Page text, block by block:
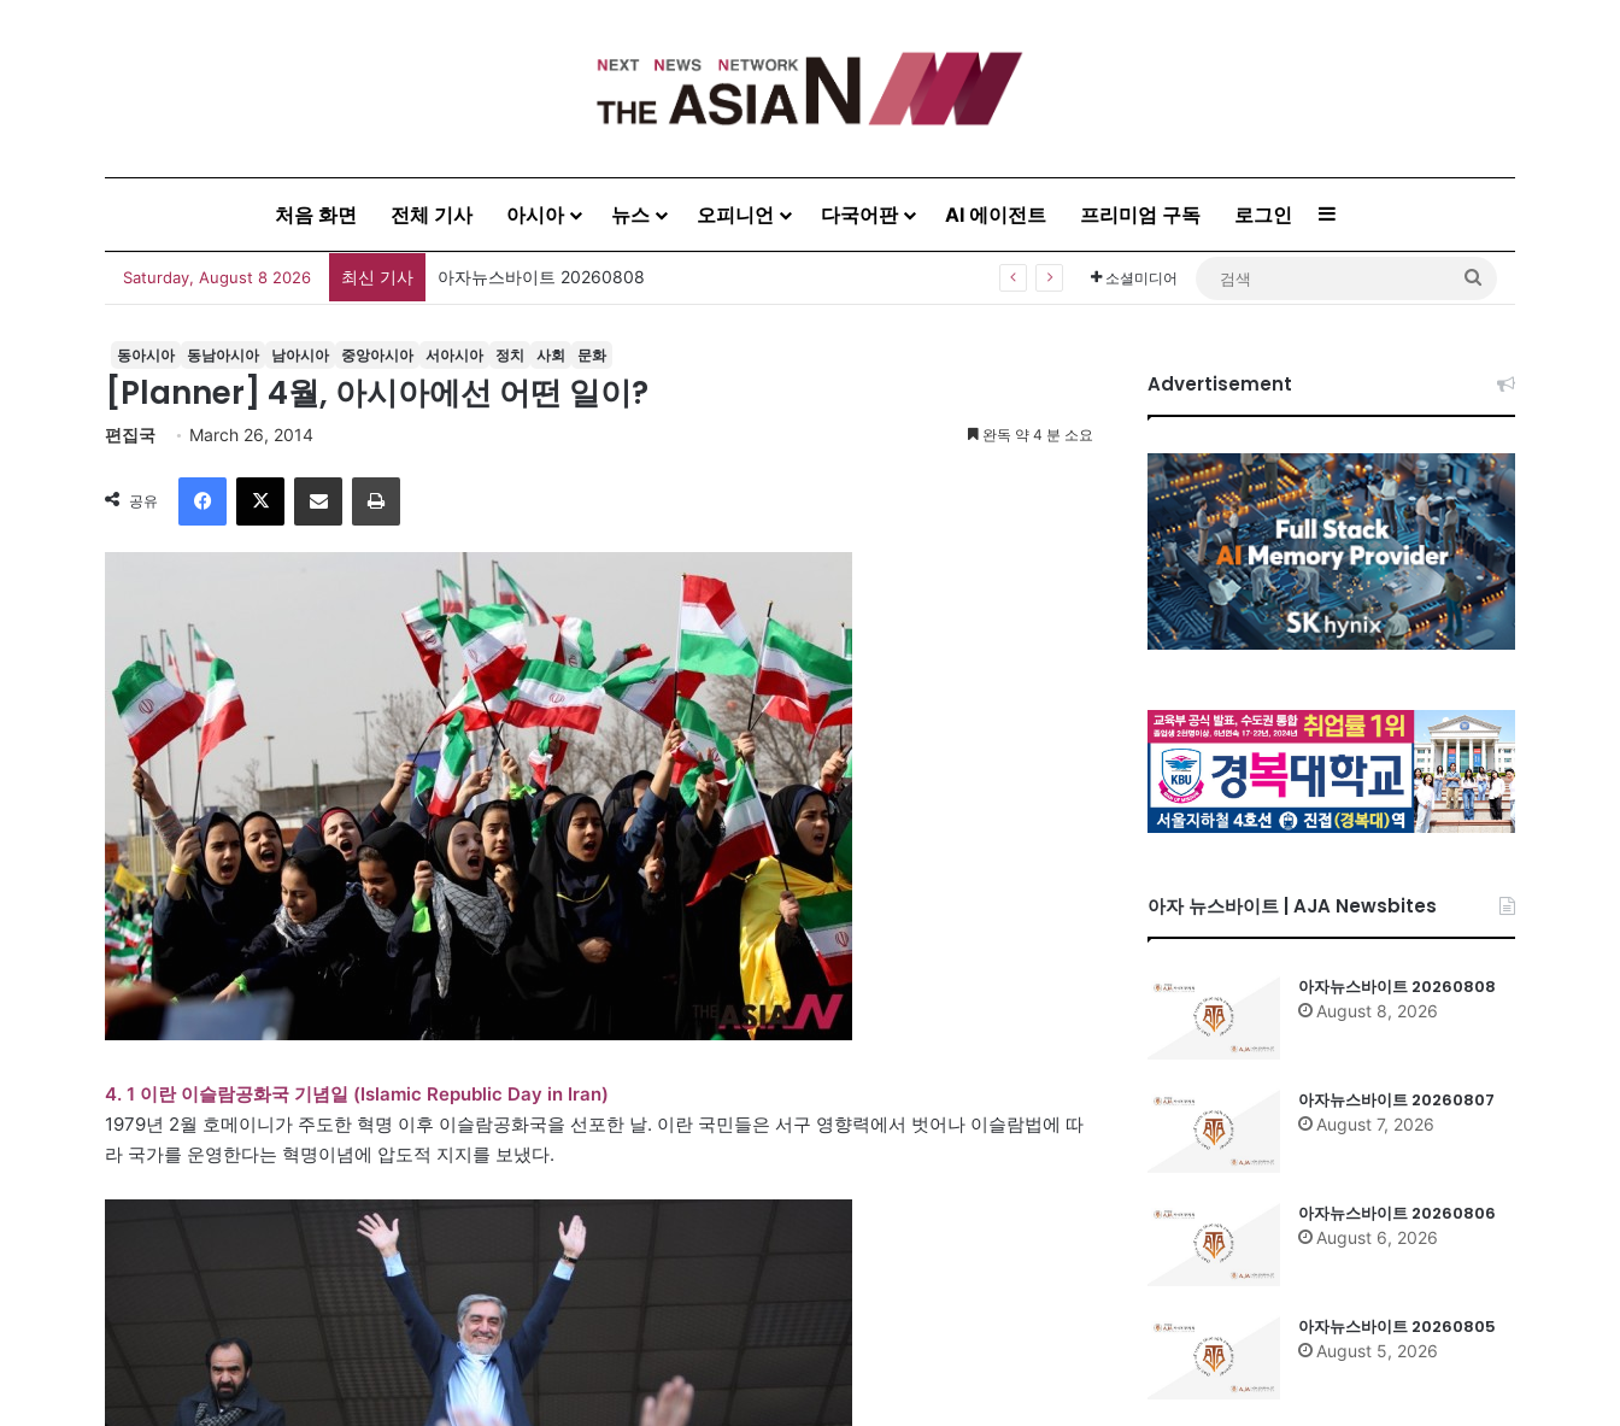
처음 화면 전체 기사 아시아 뉴스 오피니언 다국어판 AI 에이전트 프리미엄 구독 로그인 Sidebar
Saturday, August 8 2026 최신 기사 폐버스를 청년주택으로? 탑골공원 술자리보다 못한 정치의 상상력 소셜미디어
동아시아 동남아시아 남아시아 중앙아시아 서아시아 정치 사회 문화
[Planner] 4월, 아시아에선 어떤 일이?
편집국 March 26, 2014 완독 약 4 분 소요
공유
이메일
4. 1 이란 이슬람공화국 기념일 (Islamic Republic Day in Iran)
1979년 2월 호메이니가 주도한 혁명 이후 이슬람공화국을 선포한 날. 이란 국민들은 서구 영향력에서 벗어나 이슬람법에 따
라 국가를 운영한다는 혁명이념에 압도적 지지를 보냈다.
Advertisement
아자 뉴스바이트 | AJA Newsbites
아자뉴스바이트 20260808
August 8, 2026
아자뉴스바이트 20260807
August 7, 2026
아자뉴스바이트 20260806
August 6, 2026
아자뉴스바이트 20260805
August 5, 2026